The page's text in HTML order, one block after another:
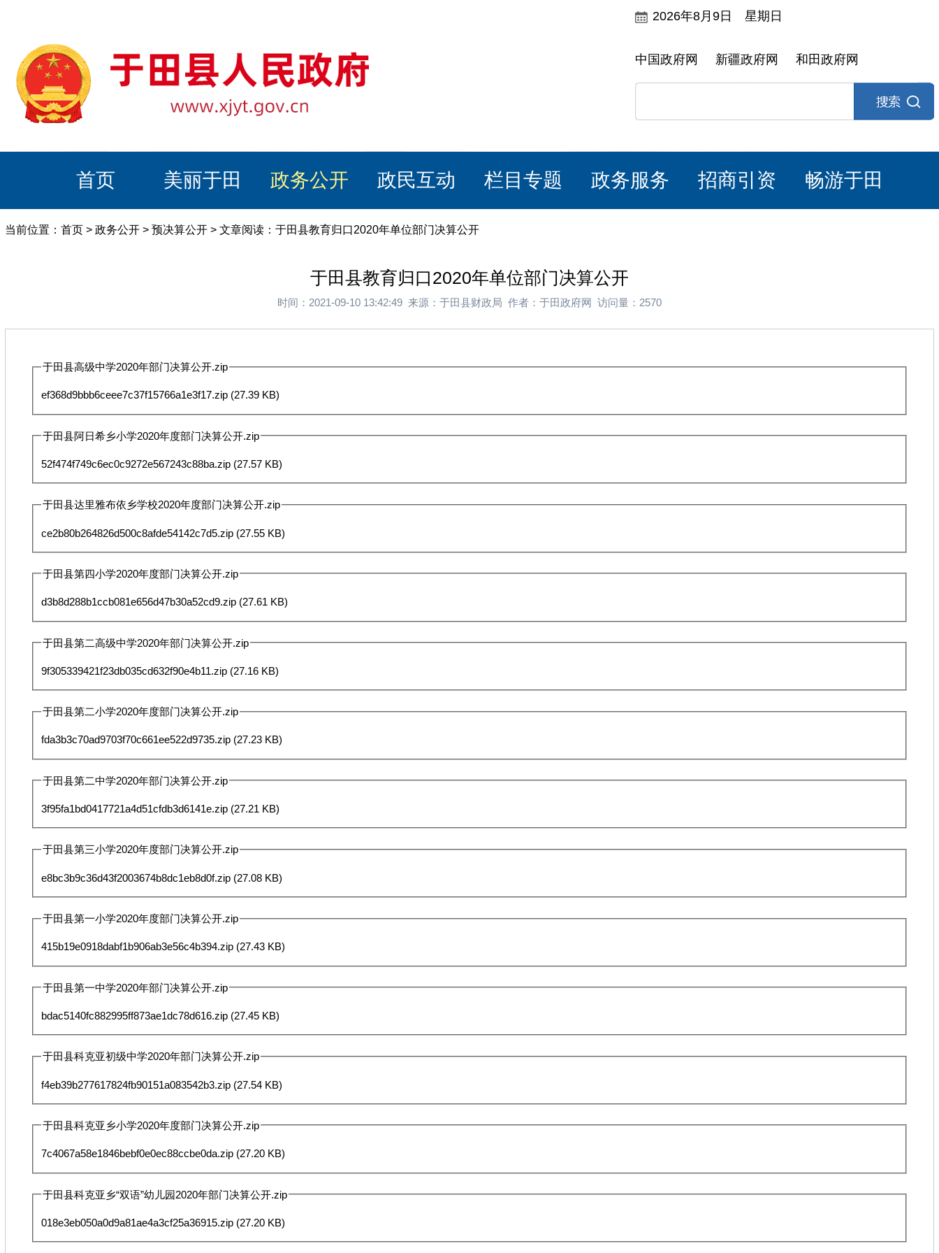
2026年8月9日 星期日
中国政府网 新疆政府网 和田政府网
首页 美丽于田 政务公开 政民互动 栏目专题 政务服务 招商引资 畅游于田
当前位置： 首页 > 政务公开 > 预决算公开 > 文章阅读：于田县教育归口2020年单位部门决算公开
于田县教育归口2020年单位部门决算公开
时间：2021-09-10 13:42:49 来源：于田县财政局 作者：于田政府网 访问量：2570
于田县高级中学2020年部门决算公开.zip
ef368d9bbb6ceee7c37f15766a1e3f17.zip (27.39 KB)
于田县阿日希乡小学2020年度部门决算公开.zip
52f474f749c6ec0c9272e567243c88ba.zip (27.57 KB)
于田县达里雅布依乡学校2020年度部门决算公开.zip
ce2b80b264826d500c8afde54142c7d5.zip (27.55 KB)
于田县第四小学2020年度部门决算公开.zip
d3b8d288b1ccb081e656d47b30a52cd9.zip (27.61 KB)
于田县第二高级中学2020年部门决算公开.zip
9f305339421f23db035cd632f90e4b11.zip (27.16 KB)
于田县第二小学2020年度部门决算公开.zip
fda3b3c70ad9703f70c661ee522d9735.zip (27.23 KB)
于田县第二中学2020年部门决算公开.zip
3f95fa1bd0417721a4d51cfdb3d6141e.zip (27.21 KB)
于田县第三小学2020年度部门决算公开.zip
e8bc3b9c36d43f2003674b8dc1eb8d0f.zip (27.08 KB)
于田县第一小学2020年度部门决算公开.zip
415b19e0918dabf1b906ab3e56c4b394.zip (27.43 KB)
于田县第一中学2020年部门决算公开.zip
bdac5140fc882995ff873ae1dc78d616.zip (27.45 KB)
于田县科克亚初级中学2020年部门决算公开.zip
f4eb39b277617824fb90151a083542b3.zip (27.54 KB)
于田县科克亚乡小学2020年度部门决算公开.zip
7c4067a58e1846bebf0e0ec88ccbe0da.zip (27.20 KB)
于田县科克亚乡“双语”幼儿园2020年部门决算公开.zip
018e3eb050a0d9a81ae4a3cf25a36915.zip (27.20 KB)